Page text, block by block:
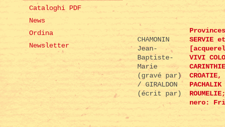
Cataloghi PDF
News
Ordina
Newsletter
CHAMONIN
Jean-
Baptiste-
Marie
(gravé par)
/ GIRALDON
(écrit par)
Provinces
SERVIE
VIVI
CROATIE,
nero: